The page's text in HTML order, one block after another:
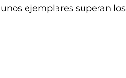
ejemplares superan los